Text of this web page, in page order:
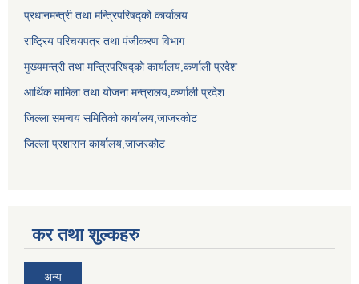
प्रधानमन्त्री तथा मन्त्रिपरिषद्को कार्यालय
राष्ट्रिय परिचयपत्र तथा पंजीकरण विभाग
मुख्यमन्त्री तथा मन्त्रिपरिषद्को कार्यालय,कर्णाली प्रदेश
आर्थिक मामिला तथा योजना मन्त्रालय,कर्णाली प्रदेश
जिल्ला समन्वय समितिको कार्यालय,जाजरकाेट
जिल्ला प्रशासन कार्यालय,जाजरकोट
कर तथा शुल्कहरु
अन्य